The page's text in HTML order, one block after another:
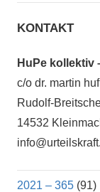
KONTAKT
HuPe kollektiv
c/o dr. martin
Rudolf-
14532
2021 – 365 (91)